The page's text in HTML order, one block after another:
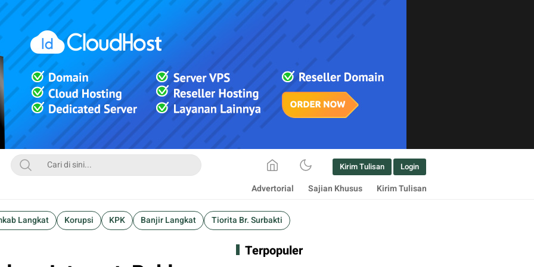
Kirim Tulisan Login
Advertorial Sajian Khusus Kirim Tulisan
Langkat Korupsi KPK Banjir Langkat Tiorita Br. Surbakti
Terpopuler